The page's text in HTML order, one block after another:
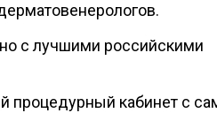
с лучшими российскими
процедурный кабинет с